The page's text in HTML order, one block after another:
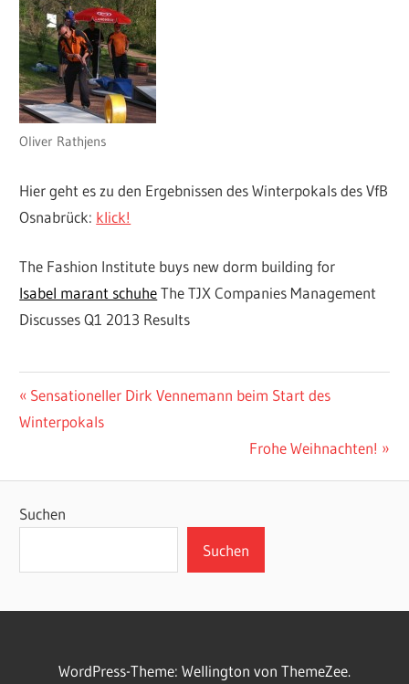
Oliver Rathjens
Hier geht es zu den Ergebnissen des Winterpokals des VfB
Osnabrück: klick!
The Fashion Institute buys new dorm building for
Isabel marant schuheThe TJX Companies Management
Discusses Q1 2013 Results
LEISTUNGSSPORT
VFB
VFB-INTERNE
Beitragsnavigation
Vorheriger
Beitrag:
Sensationeller Dirk Vennemann beim Start des
Winterpokals
Nächster
Frohe Weihnachten!
Suchen
Suchen
WordPress-Theme: Wellington von ThemeZee.